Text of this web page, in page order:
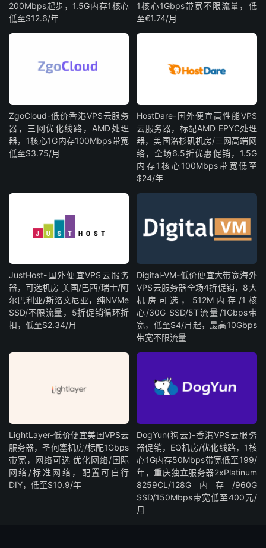
200Mbps起步，1.5G内存1核心
低至$12.6/年
1核心1Gbps带宽不限流量，低
至€1.74/月
ZgoCloud-低价香港VPS云服务
器，三网优化线路，AMD处理
器，1核心1G内存100Mbps带宽
低至$3.75/月
HostDare-国外便宜高性能VPS
云服务器，标配AMD EPYC处理
器，美国洛杉矶机房/三网高端网
络，全场6.5折优惠促销，1.5G
内存1核心100Mbps带宽低至
$24/年
JustHost-国外便宜VPS云服务
器，可选机房 美国/巴西/瑞士/阿
尔巴利亚/斯洛文尼亚，纯NVMe
SSD/不限流量，5折促销循环折
扣，低至$2.34/月
Digital-VM-低价便宜大带宽海外
VPS云服务器全场4折促销，8大
机房可选，512M内存/1核
心/30G SSD/5T流量/1Gbps带
宽，低至$4/月起，最高10Gbps
带宽不限流量
LightLayer-低价便宜美国VPS云
服务器，圣何塞机房/标配1Gbps
带宽，网络可选 优化网络/国际
网络/标准网络，配置可自行
DIY，低至$10.9/年
DogYun(狗云)-香港VPS云服务
器促销，EQ机房/优化线路，1核
心1G内存50Mbps带宽低至199/
年，重庆独立服务器2xPlatinum
8259CL/128G内存/960G
SSD/150Mbps带宽低至400元/
月